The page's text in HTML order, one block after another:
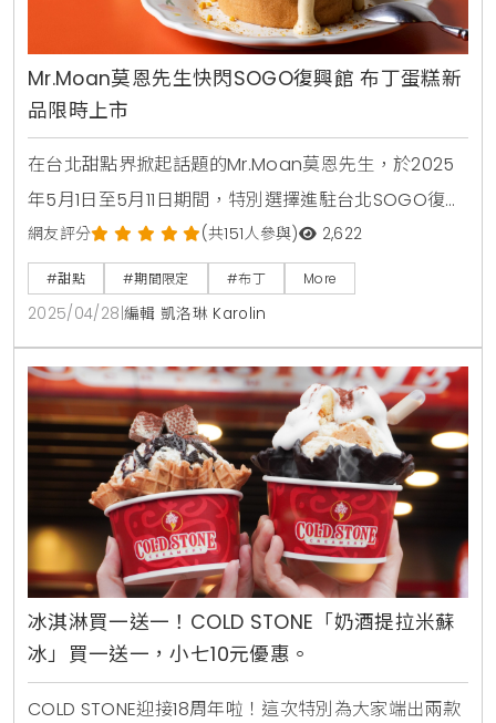
Mr.Moan莫恩先生快閃SOGO復興館 布丁蛋糕新
品限時上市
在台北甜點界掀起話題的Mr.Moan莫恩先生，於2025
年5月1日至5月11日期間，特別選擇進駐台北SOGO復興
館快閃開賣布丁蛋糕新品。地點位於捷運忠孝復興站2
號出口旁的B2星巴克附近，交通便利。這場限時登場的
甜點快閃活動，不僅吸引了眾多甜點控朝聖，也成為台
北甜點快閃必訪新亮點。Mr.Moan莫恩先生以「用布丁
拯救世界」為理念，期望在繁忙生活中，以甜點療癒人
心。提到台北甜點快閃，便不得不提到Mr.
網友評分 (共151人參與) 2,622
#甜點 #期間限定 #布丁 More
2025/04/28 編輯 凱洛琳 Karolin
冰淇淋買一送一！COLD STONE「奶酒提拉米蘇
冰」買一送一，小七10元優惠。
COLD STONE迎接18周年啦！這次特別為大家端出兩款